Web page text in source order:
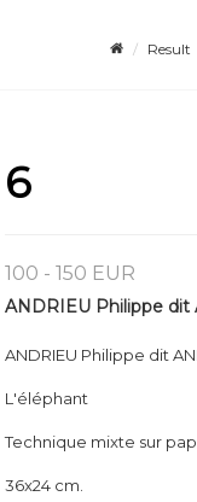
Result
6
100 - 150 EUR
ANDRIEU Philippe dit
ANDRIEU Philippe dit
L'éléphant
Technique mixte sur
36x24 cm.